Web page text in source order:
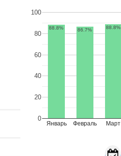
Январь Февраль Март
0
20
40
60
80
100
88.8% 86.7% 88.8%